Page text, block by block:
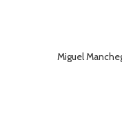
Miguel